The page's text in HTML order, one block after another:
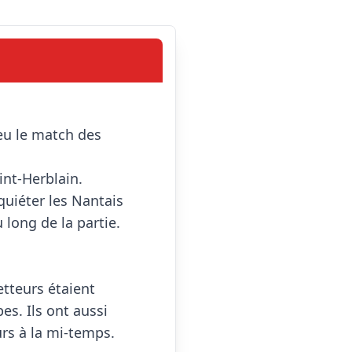
Herblain.
les Nantais
long de la partie.
étaient
Ils ont aussi
à la mi-temps.